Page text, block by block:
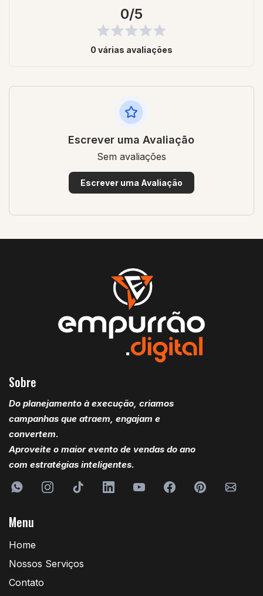
0/5
0 várias avaliações
Escrever uma Avaliação
Sem avaliações
Escrever uma Avaliação
Sobre
Do planejamento à execução, criamos
campanhas que atraem, engajam e
convertem.
Aproveite o maior evento de vendas do ano
com estratégias inteligentes.
Menu
Home
Nossos Serviços
Contato